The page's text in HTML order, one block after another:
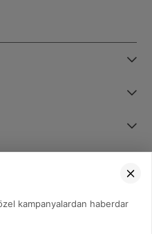
08 08
kampanyalardan haberdar